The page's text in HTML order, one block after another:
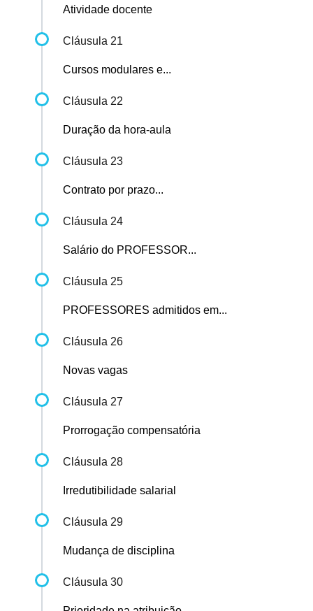
Atividade docente
Cláusula 21
Cursos modulares e...
Cláusula 22
Duração da hora-aula
Cláusula 23
Contrato por prazo...
Cláusula 24
Salário do PROFESSOR...
Cláusula 25
PROFESSORES admitidos em...
Cláusula 26
Novas vagas
Cláusula 27
Prorrogação compensatória
Cláusula 28
Irredutibilidade salarial
Cláusula 29
Mudança de disciplina
Cláusula 30